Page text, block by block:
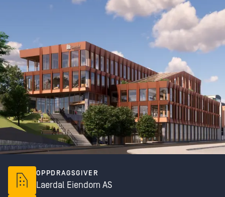
OPPDRAGSGIVER
Laerdal Eiendom AS